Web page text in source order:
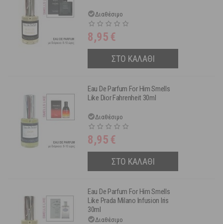
Διαθέσιμο
8,95 €
ΣΤΟ ΚΑΛΑΘΙ
Eau De Parfum For Him Smells
Like Dior Fahrenheit 30ml
Διαθέσιμο
8,95 €
ΣΤΟ ΚΑΛΑΘΙ
Eau De Parfum For Him Smells
Like Prada Milano Infusion Iris
30ml
Διαθέσιμο